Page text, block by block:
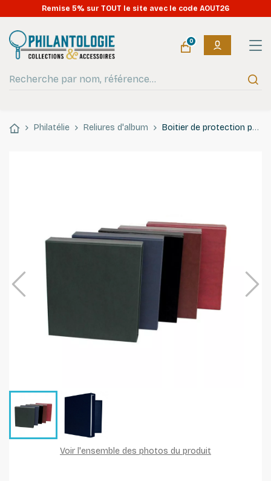
Remise 5% sur TOUT le site avec le code AOUT26
0
Philatélie Reliures d'album Boitier de protection pour reliure Yokama Safe.
Voir l'ensemble des photos du produit